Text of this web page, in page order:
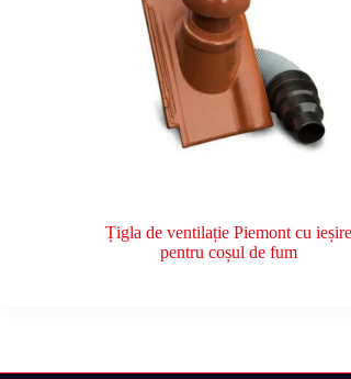
Țigla de ventilație Piemont cu ieșire
pentru coșul de fum